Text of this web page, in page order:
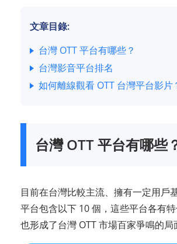
文章目錄:
台灣 OTT 平台有哪些？
台灣影音平台排名
如何離線觀看 OTT 台灣平台影片
台灣 OTT 平台有哪些
目前在台灣比較主流、擁有一定用戶
平台包含以下 10 個，這些平台各有特
也形成了台灣 OTT 市場百家爭鳴的局